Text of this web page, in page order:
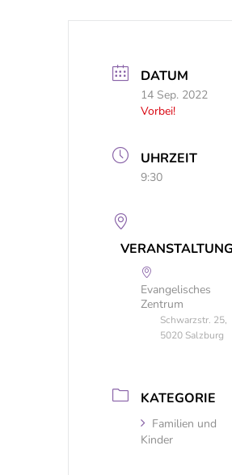
DATUM
14 Sep. 2022
Vorbei!
UHRZEIT
9:30
Evangelisches
Zentrum
Schwarzstr. 25,
5020 Salzburg
KATEGORIE
Familien und
Kinder